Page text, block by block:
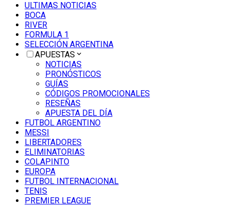
ULTIMAS NOTICIAS
BOCA
RIVER
FORMULA 1
SELECCIÓN ARGENTINA
APUESTAS
NOTICIAS
PRONÓSTICOS
GUÍAS
CÓDIGOS PROMOCIONALES
RESEÑAS
APUESTA DEL DÍA
FUTBOL ARGENTINO
MESSI
LIBERTADORES
ELIMINATORIAS
COLAPINTO
EUROPA
FUTBOL INTERNACIONAL
TENIS
PREMIER LEAGUE